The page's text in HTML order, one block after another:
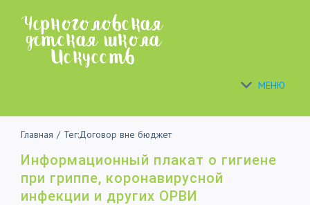
content
МЕНЮ
Главная / Тег:Договор вне бюджет
Информационный плакат о гигиене
при гриппе, коронавирусной
инфекции и других ОРВИ